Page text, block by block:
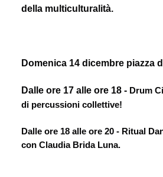
della multiculturalità.
Domenica 14 dicembre piazza
Dalle ore 17 alle ore 18 - Drum
di percussioni collettive!
Dalle ore 18 alle ore 20 - Ritual
con Claudia Brida Luna.